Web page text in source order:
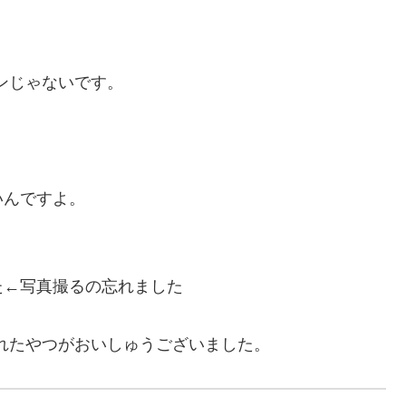
ゃないです。
ですよ。
←写真撮るの忘れました
やつがおいしゅうございました。